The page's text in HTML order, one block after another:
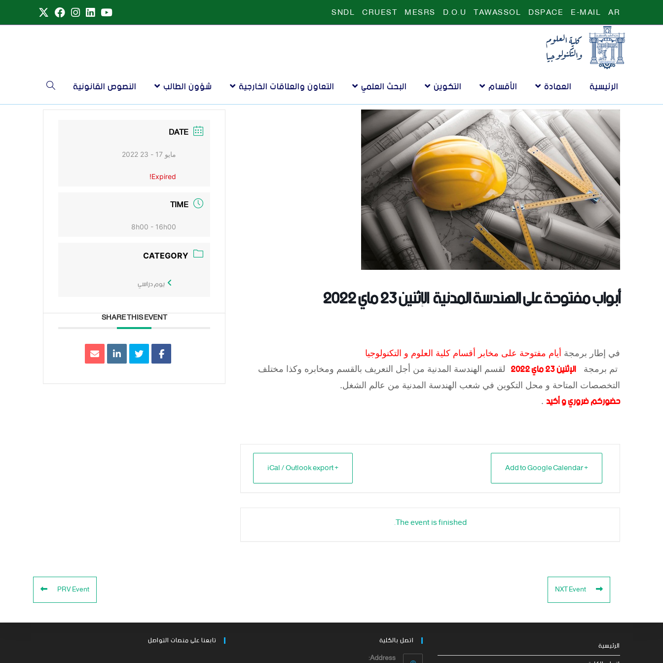
AR
E-MAIL
DSPACE
TAWASSOL
D.O.U
MESRS
CRUEST
SNDL
الرئيسية العمادة الأقسام التكوين البحث العلمي التعاون والعلاقات الخارجية شؤون الطالب النصوص القانونية
أبواب مفتوحة على الهندسة المدنية الإثنين 23 ماي 2022
في إطار برمجة أيام مفتوحة على مخابر أقسام كلية العلوم و التكنولوجيا
تم برمجة الإثنين 23 ماي 2022
لقسم الهندسة المدنية من أجل التعريف بالقسم ومخابره وكذا مختلف
التخصصات المتاحة و محل التكوين في شعب الهندسة المدنية من عالم الشغل.
حضوركم ضروري و أكيد .
+ Add to Google Calendar
+ iCal / Outlook export
The event is finished.
DATE
مايو 17 - 23 2022
Expired!
TIME
8h00 - 16h00
CATEGORY
يوم دراسي
SHARE THIS EVENT
PRV Event NXT Event
الرئيسية
اتصل بالكلية
Address:
تابعنا على منصات التواصل